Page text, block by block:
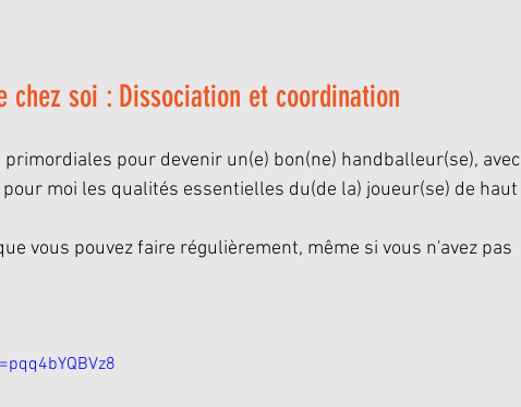
chez soi : Dissociation et coordination
pour devenir un(e) bon(ne) handballeur(se), avec
moi les qualités essentielles du(de la) joueur(se) de haut
vous pouvez faire régulièrement, même si vous n'avez pas